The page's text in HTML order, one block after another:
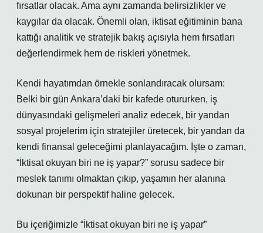
fırsatlar olacak. Ama aynı zamanda belirsizlikler ve
kaygılar da olacak. Önemli olan, iktisat eğitiminin bana
kattığı analitik ve stratejik bakış açısıyla hem fırsatları
değerlendirmek hem de riskleri yönetmek.
Kendi hayatımdan örnekle sonlandıracak olursam:
Belki bir gün Ankara’daki bir kafede otururken, iş
dünyasındaki gelişmeleri analiz edecek, bir yandan
sosyal projelerim için stratejiler üretecek, bir yandan da
kendi finansal geleceğimi planlayacağım. İşte o zaman,
“İktisat okuyan biri ne iş yapar?” sorusu sadece bir
meslek tanımı olmaktan çıkıp, yaşamın her alanına
dokunan bir perspektif haline gelecek.
Bu içeriğimizle “İktisat okuyan biri ne iş yapar”